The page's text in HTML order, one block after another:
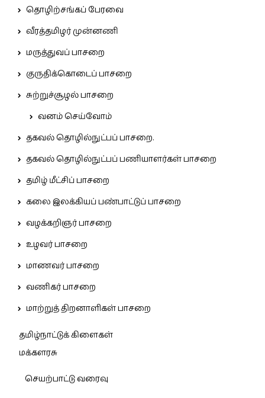
தொழிற்சங்கப் பேரவை
வீரத்தமிழர் முன்னணி
மருத்துவப் பாசறை
குருதிக்கொடைப் பாசறை
சுற்றுச்சூழல் பாசறை
வனம் செய்வோம்
தகவல் தொழில்நுட்பப் பாசறை.
தகவல் தொழில்நுட்பப் பணியாளர்கள் பாசறை
தமிழ் மீட்சிப் பாசறை
கலை இலக்கியப் பண்பாட்டுப் பாசறை
வழக்கறிஞர் பாசறை
உழவர் பாசறை
மாணவர் பாசறை
வணிகர் பாசறை
மாற்றுத் திறனாளிகள் பாசறை
தமிழ்நாட்டுக் கிளைகள்
மக்களரசு
செயற்பாட்டு வரைவு